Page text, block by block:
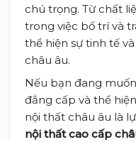
chú trọng. Từ chất
trong việc bố trí và
thể hiện sự tinh tế
châu âu.
Nếu bạn đang
đẳng cấp và thể
nội thất châu âu là
nội thất cao cấp